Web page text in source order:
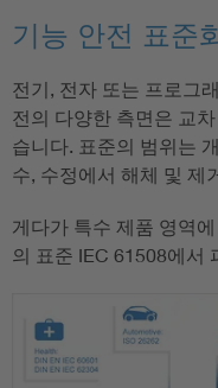
기능 안전 표준
전기, 전자 또는 프로그
전의 다양한 측면은 교
습니다. 표준의 범위는
수, 수정에서 해체 및 제
게다가 특수 제품 영역
의 표준 IEC 61508에서